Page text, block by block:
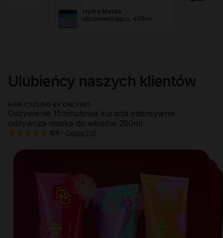
Hydra Maska
ultranawilżająca, 400ml
Ulubieńcy naszych klientów
HAIR CYCLING BY ONLYBIO
Odżywienie 15minutowa kuracja intensywnie
odżywcza maska do włosów 280ml
5/5 - Opinie (12)
(14)
(18)
(7)
(13)
(6)
(21)
(5)